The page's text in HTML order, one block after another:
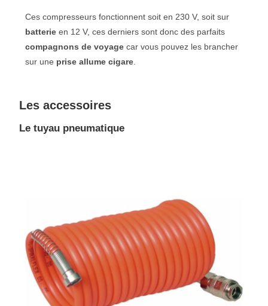
Ces compresseurs fonctionnent soit en 230 V, soit sur
batterie en 12 V, ces derniers sont donc des parfaits
compagnons de voyage car vous pouvez les brancher
sur une prise allume cigare
Les accessoires
Le tuyau pneumatique